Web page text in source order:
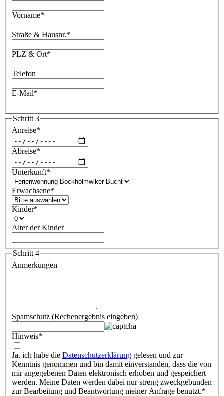
Vorname*
Straße & Hausnr.*
PLZ & Ort*
Telefon
E-Mail*
Schritt 3
Anreise*
Abreise*
Unterkunft*
Erwachsene*
Kinder*
Alter der Kinder
Schritt 4
Anmerkungen
Spamschutz (Rechenergebnis eingeben)
Hinweis*
Ja, ich habe die Datenschutzerklärung gelesen und zur
Kenntnis genommen und bin damit einverstanden, dass die von
mir angegebenen Daten elektronisch erhoben und gespeichert
werden. Meine Daten werden dabei nur streng zweckgebunden
zur Bearbeitung und Beantwortung meiner Anfrage benutzt.*